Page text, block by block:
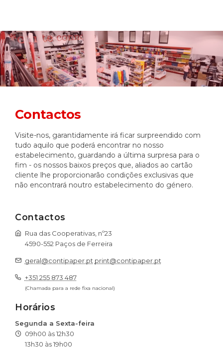
Contactos
Visite-nos, garantidamente irá ficar surpreendido com
tudo aquilo que poderá encontrar no nosso
estabelecimento, guardando a última surpresa para o
fim - os nossos baixos preços que, aliados ao cartão
cliente lhe proporcionarão condições exclusivas que
não encontrará noutro estabelecimento do género.
Contactos
Rua das Cooperativas, nº23
4590-552 Paços de Ferreira
geral@contipaper.pt print@contipaper.pt
+351 255 873 487
(Chamada para a rede fixa nacional)
Horários
Segunda a Sexta-feira
09h00 às 12h30
13h30 às 19h00